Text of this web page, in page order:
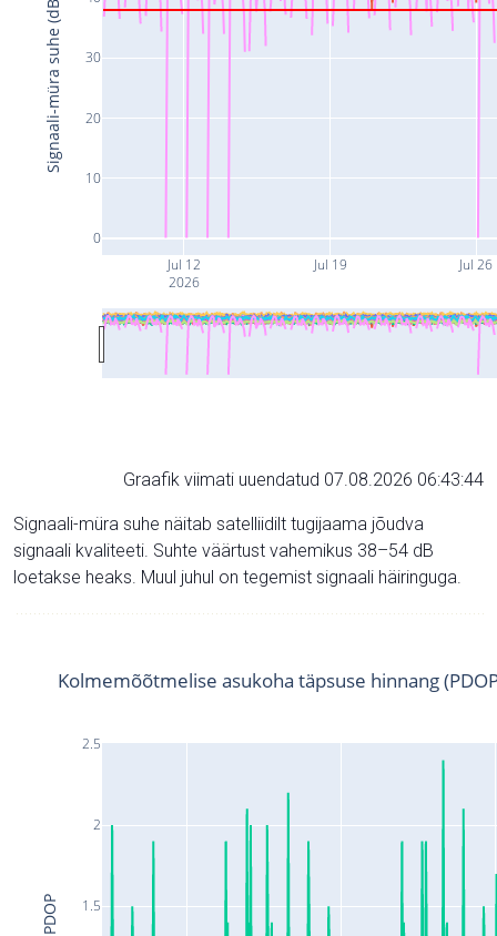
Jul 12
2026
Jul 19 Jul 26
0
10
20
30
Signaali-müra suhe (dB)
Graafik viimati uuendatud 07.08.2026 06:43:44
Signaali-müra suhe näitab satelliidilt tugijaama jõudva
signaali kvaliteeti. Suhte väärtust vahemikus 38–54 dB
loetakse heaks. Muul juhul on tegemist signaali häiringuga.
1.5
2
2.5
Kolmemõõtmelise asukoha täpsuse hinnang
PDOP